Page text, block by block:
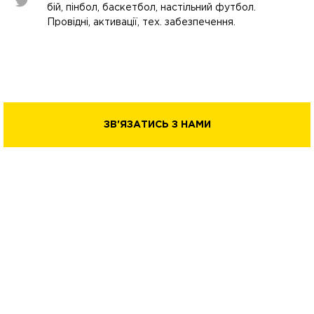
бій, пінбол, баскетбол, настільний футбол.
Провідні, активації, тех. забезпечення.
ЗВ'ЯЗАТИСЬ З НАМИ